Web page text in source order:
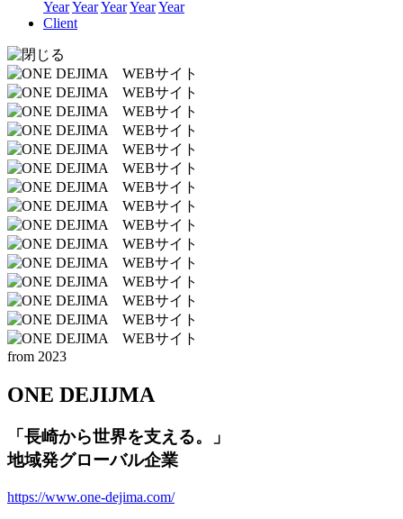
YearYearYearYearYear
Client
from 2023
ONE DEJIJMA
「長崎から世界を支える。」
地域発グローバル企業
https://www.one-dejima.com/